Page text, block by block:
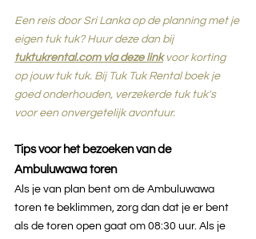
Een reis door Sri Lanka op de planning met je
eigen tuk tuk? Huur deze dan bij
tuktukrental.com via deze link voor korting
op jouw tuk tuk. Bij Tuk Tuk Rental boek je
goed onderhouden, verzekerde tuk tuk's
voor een onvergetelijk avontuur.
Tips voor het bezoeken van de
Ambuluwawa toren
Als je van plan bent om de Ambuluwawa
toren te beklimmen, zorg dan dat je er bent
als de toren open gaat om 08:30 uur. Als je